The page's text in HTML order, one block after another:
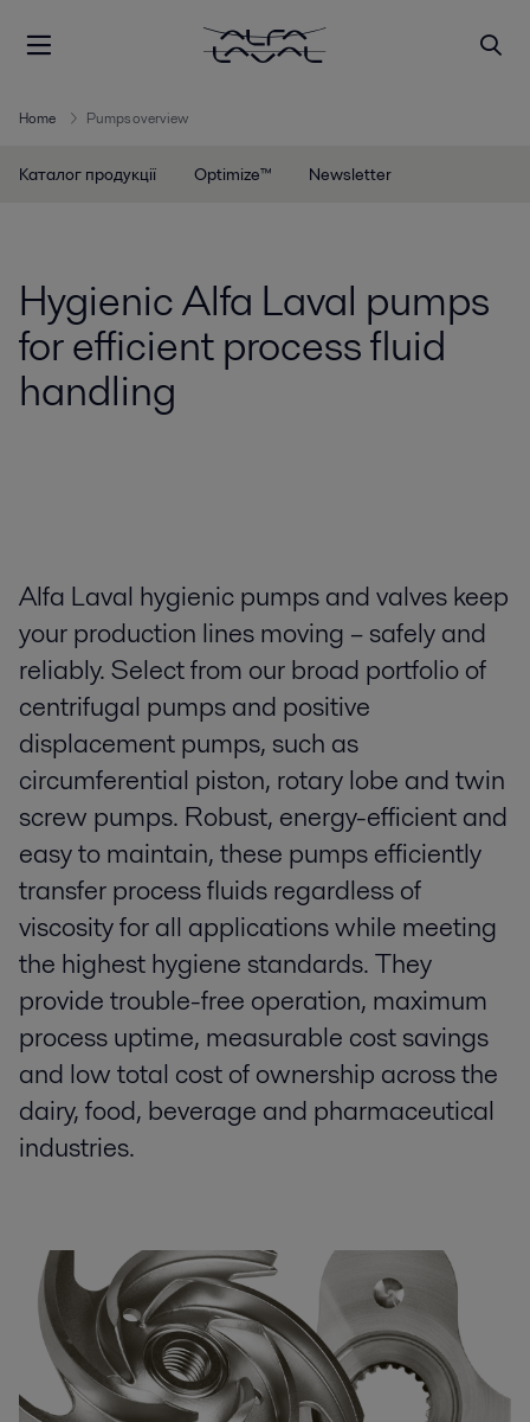
Home Pumps overview
Каталог продукції Optimize™ Newsletter
Hygienic Alfa Laval pumps
for efficient process fluid
handling
Alfa Laval hygienic pumps and valves keep
your production lines moving – safely and
reliably. Select from our broad portfolio of
centrifugal pumps and positive
displacement pumps, such as
circumferential piston, rotary lobe and twin
screw pumps. Robust, energy-efficient and
easy to maintain, these pumps efficiently
transfer process fluids regardless of
viscosity for all applications while meeting
the highest hygiene standards. They
provide trouble-free operation, maximum
process uptime, measurable cost savings
and low total cost of ownership across the
dairy, food, beverage and pharmaceutical
industries.